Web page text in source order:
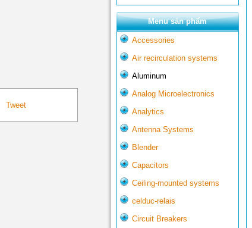
Menu sản phẩm
Accessories
Air recirculation systems
Aluminum
Analog Microelectronics
Analytics
Antenna Systems
Blender
Capacitors
Ceiling-mounted systems
celduc-relais
Circuit Breakers
Tweet